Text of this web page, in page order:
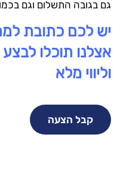
גם בגובה התשלום וגם
יש לכם כתובת
אצלנו תוכלו
וליווי מלא
קבל הצעה